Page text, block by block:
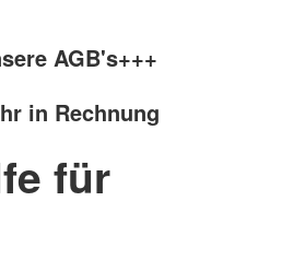
AGB's+++
in Rechnung
für